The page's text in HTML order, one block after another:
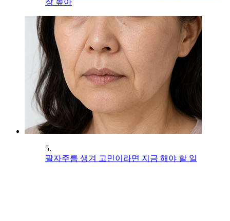
장 높아
5.
팔자주름 생겨 고민이라면 지금 해야 할 일